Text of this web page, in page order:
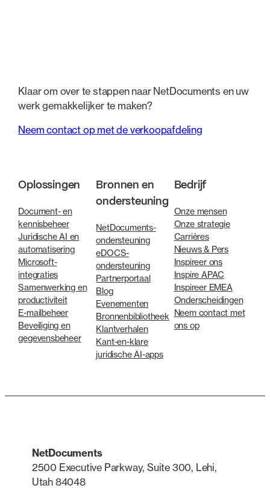
Klaar om over te stappen naar NetDocuments en uw
werk gemakkelijker te maken?
Neem contact op met de verkoopafdeling
Oplossingen
Document- en
kennisbeheer
Juridische AI en
automatisering
Microsoft-
integraties
Samenwerking en
productiviteit
E-mailbeheer
Beveiliging en
gegevensbeheer
Bronnen en
ondersteuning
NetDocuments-
ondersteuning
eDOCS-
ondersteuning
Partnerportaal
Blog
Evenementen
Bronnenbibliotheek
Klantverhalen
Kant-en-klare
juridische AI-apps
Bedrijf
Onze mensen
Onze strategie
Carrières
Nieuws & Pers
Inspireer ons
Inspire APAC
Inspireer EMEA
Onderscheidingen
Neem contact met
ons op
NetDocuments
2500 Executive Parkway, Suite 300, Lehi,
Utah 84048